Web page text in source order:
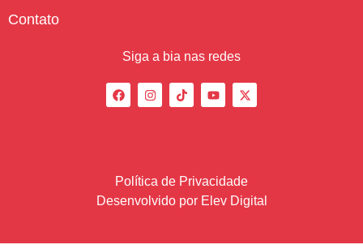
Contato
Siga a bia nas redes
Política de Privacidade
Desenvolvido por Elev Digital